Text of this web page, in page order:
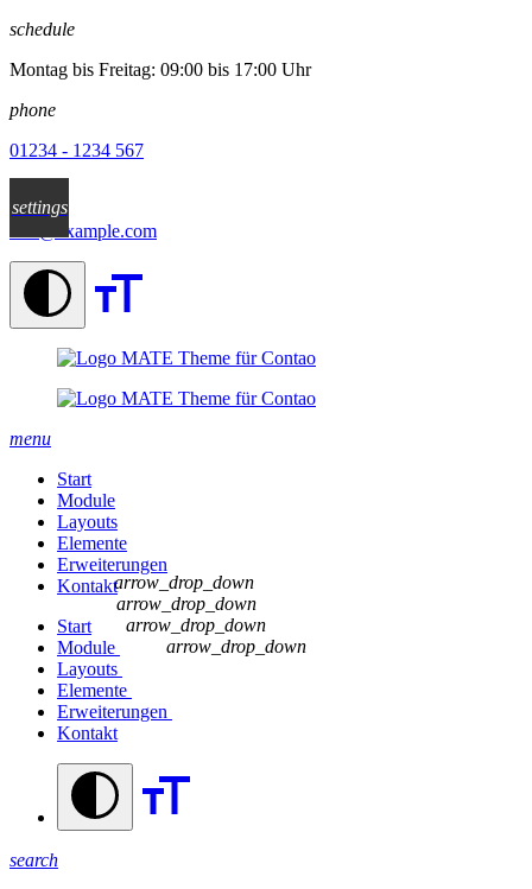
schedule
Montag bis Freitag: 09:00 bis 17:00 Uhr
phone
01234 - 1234 567
info@example.com
menu
Start
Module
Layouts
Elemente
Erweiterungen
Kontakt
Start
Module
arrow_drop_down
Layouts
arrow_drop_down
Elemente
arrow_drop_down
Erweiterungen
arrow_drop_down
Kontakt
search
settings